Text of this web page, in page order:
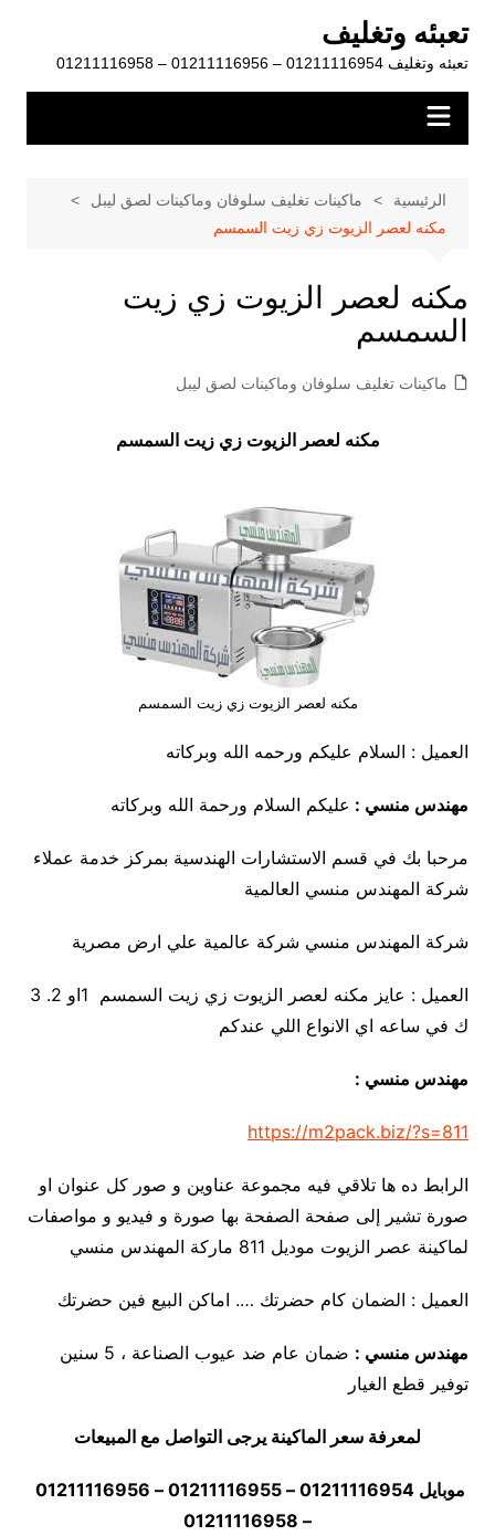
المحتوى
تعبئه وتغليف
تعبئه وتغليف 01211116954 – 01211116956 – 01211116958
الرئيسية
ماكينات تغليف سلوفان وماكينات لصق ليبل
مكنه لعصر الزيوت زي زيت السمسم
مكنه لعصر الزيوت زي زيت
السمسم
ماكينات تغليف سلوفان وماكينات لصق ليبل
مكنه لعصر الزيوت زي زيت السمسم
مكنه لعصر الزيوت زي زيت السمسم
العميل : السلام عليكم ورحمه الله وبركاته
مهندس منسي : عليكم السلام ورحمة الله وبركاته
مرحبا بك في قسم الاستشارات الهندسية بمركز خدمة عملاء
شركة المهندس منسي العالمية
شركة المهندس منسي شركة عالمية علي ارض مصرية
العميل : عايز مكنه لعصر الزيوت زي زيت السمسم 1او 2. 3
ك في ساعه اي الانواع اللي عندكم
مهندس منسي :
https://m2pack.biz/?s=811
الرابط ده ها تلاقي فيه مجموعة عناوين و صور كل عنوان او
صورة تشير إلى صفحة الصفحة بها صورة و فيديو و مواصفات
لماكينة عصر الزيوت موديل 811 ماركة المهندس منسي
العميل : الضمان كام حضرتك …. اماكن البيع فين حضرتك
مهندس منسي :
ضمان عام ضد عيوب الصناعة ، 5 سنين
توفير قطع الغيار
لمعرفة سعر الماكينة يرجى التواصل مع المبيعات
– 01211116958